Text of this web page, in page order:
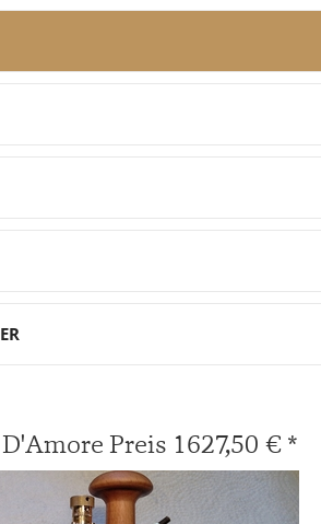
Preis 1627,50 € *